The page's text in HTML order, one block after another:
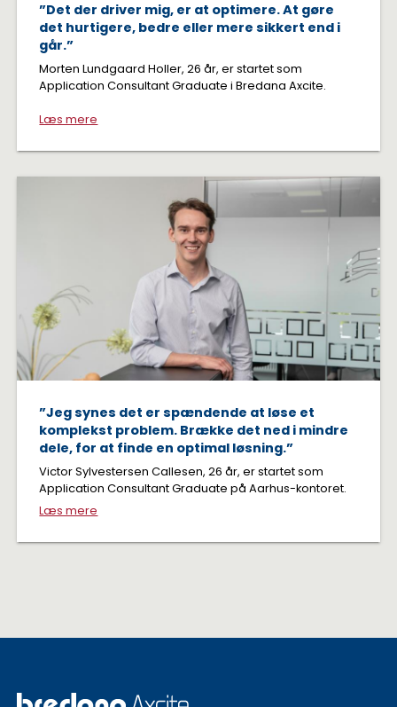
”Det der driver mig, er at optimere. At gøre
det hurtigere, bedre eller mere sikkert end i
går.”
Morten Lundgaard Holler, 26 år, er startet som
Application Consultant Graduate i Bredana Axcite.
Læs mere
”Jeg synes det er spændende at løse et
komplekst problem. Brække det ned i mindre
dele, for at finde en optimal løsning.”
Victor Sylvestersen Callesen, 26 år, er startet som
Application Consultant Graduate på Aarhus-kontoret.
Læs mere